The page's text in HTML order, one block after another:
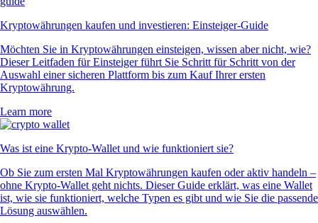
Kryptowährungen kaufen und investieren: Einsteiger-Guide
Möchten Sie in Kryptowährungen einsteigen, wissen aber nicht, wie?
Dieser Leitfaden für Einsteiger führt Sie Schritt für Schritt von der
Auswahl einer sicheren Plattform bis zum Kauf Ihrer ersten
Kryptowährung.
Learn more
Was ist eine Krypto-Wallet und wie funktioniert sie?
Ob Sie zum ersten Mal Kryptowährungen kaufen oder aktiv handeln –
ohne Krypto-Wallet geht nichts. Dieser Guide erklärt, was eine Wallet
ist, wie sie funktioniert, welche Typen es gibt und wie Sie die passende
Lösung auswählen.